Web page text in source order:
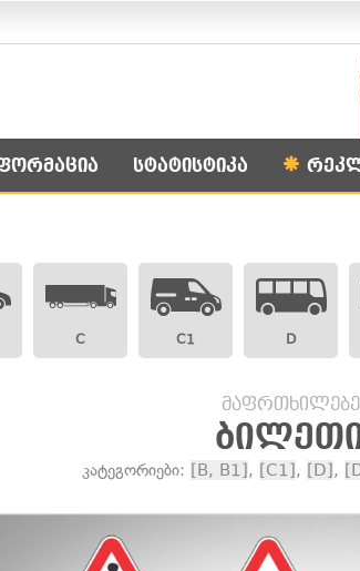
სტატისტიკა
C C1 D
კატეგორიები: [B, B1], [C1], [D],